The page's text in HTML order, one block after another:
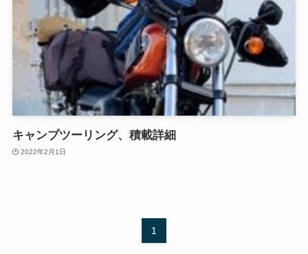
キャンプツーリング、積載詳細
2022年2月1日
1